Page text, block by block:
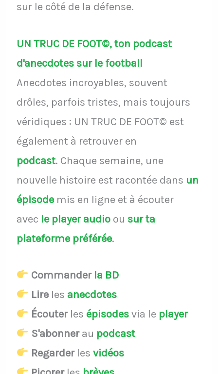
sur le côté de la défense.
UN TRUC DE FOOT©, ton podcast
d'anecdotes sur le football
Anecdotes incroyables, souvent
drôles, parfois tristes, mais toujours
véridiques : UN TRUC DE FOOT© est
également à retrouver en
podcast. Chaque semaine, une
nouvelle histoire est racontée dans un
épisodemis en ligne et à écouter
avec le player audio ou sur ta
plateforme préférée.
Commander la BD
Lireles anecdotes
Écouterles épisodesvia le player
S'abonnerau podcast
Regarderles vidéos